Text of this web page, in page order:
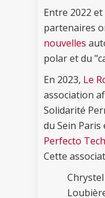
Entre 2022
partenaires
nouvelles
polar et du
En 2023, Le
association
Solidarité
du Sein
Perfecto
Cette